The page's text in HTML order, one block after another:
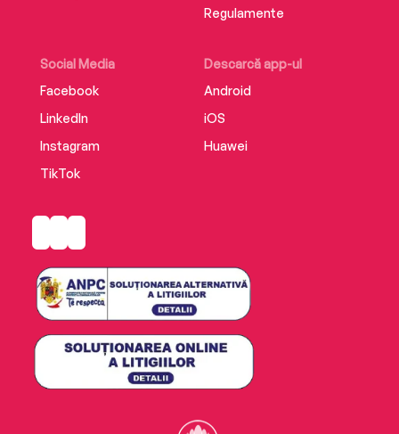
Social Media
Facebook
LinkedIn
Instagram
TikTok
Descarcă app-ul
Android
iOS
Huawei
Regulamente